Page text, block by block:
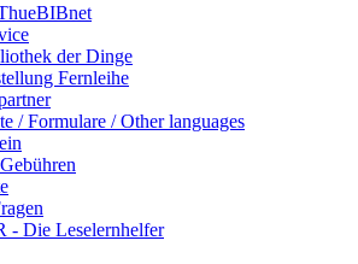
der Dinge
Fernleihe
/ Formulare / Other languages
- Die Leselernhelfer